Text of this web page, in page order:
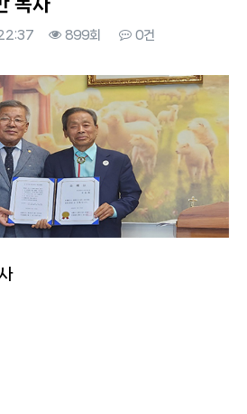
899회 0건